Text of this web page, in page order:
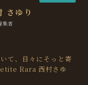
さゆり
集者
て、日々にそっと寄
Rara 西村さゆ